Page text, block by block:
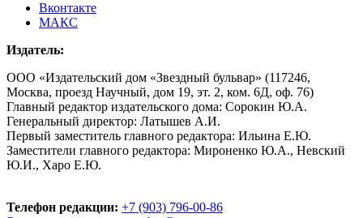
Вконтакте
МАКС
Издатель:
ООО «Издательский дом «Звездный бульвар» (117246,
Москва, проезд Научный, дом 19, эт. 2, ком. 6Д, оф. 76)
Главный редактор издательского дома: Сорокин Ю.А.
Генеральный директор: Латышев А.И.
Первый заместитель главного редактора: Ильина Е.Ю.
Заместители главного редактора: Мироненко Ю.А., Невский
Ю.И., Харо Е.Ю.
Телефон редакции: +7 (903) 796-00-86